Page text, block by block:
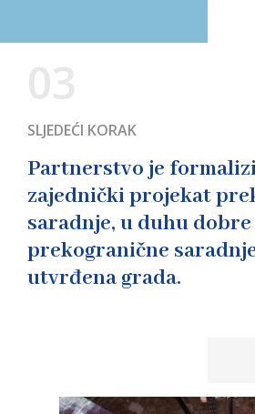
SLJEDEĆI KORAK
Partnerstvo je
zajednički projekat
saradnje, u duhu
prekogranične
utvrđena grada.